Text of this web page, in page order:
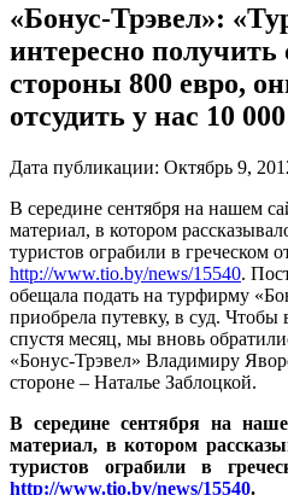
«Бонус-Трэвел»:
интересно получить
стороны 800 евро,
отсудить у нас 10
Дата публикации: Октябрь 9,
В середине сентября на нашем
материал, в котором
туристов ограбили в греческом
http://www.tio.by/news/15540.
обещала подать на турфирму
приобрела путевку, в суд. Чтобы
спустя месяц, мы вновь
«Бонус-Трэвел» Владимиру
стороне – Наталье Заблоцкой.
В середине сентября на
материал, в котором
туристов ограбили в
http://www.tio.by/news/15540.